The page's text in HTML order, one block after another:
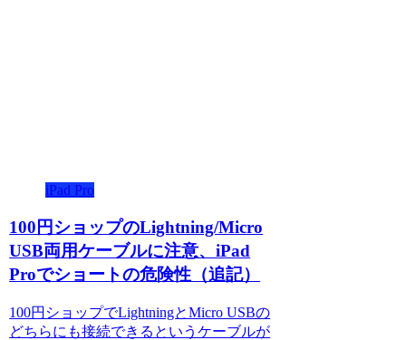
iPad Pro
100円ショップのLightning/Micro
USB両用ケーブルに注意、iPad
Proでショートの危険性（追記）
100円ショップでLightningとMicro USBの
どちらにも接続できるというケーブルが